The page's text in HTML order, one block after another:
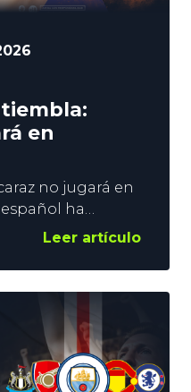
tiembla:
en
no jugará en
ha
el Masters 1000
ATP es
del Tenis
y Alcaraz muy por
que el interés del
Leer artículo